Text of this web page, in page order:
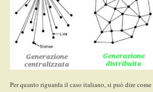
Per quanto riguarda il caso italiano, si può dire